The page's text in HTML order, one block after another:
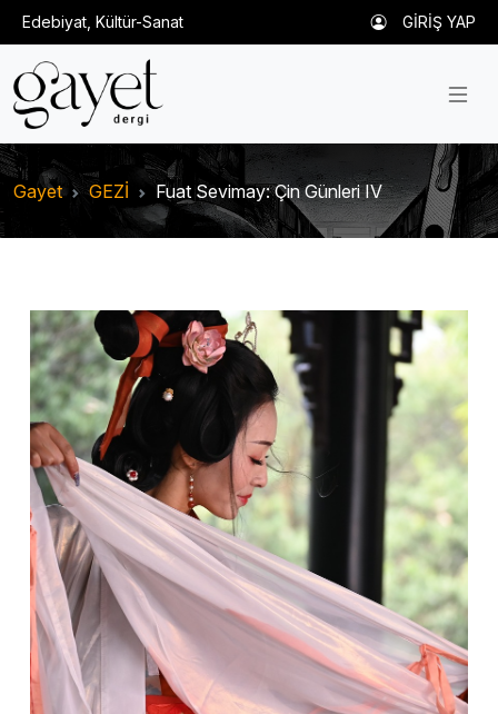
Edebiyat, Kültür-Sanat GİRİŞ YAP
Gayet GEZİ Fuat Sevimay: Çin Günleri IV